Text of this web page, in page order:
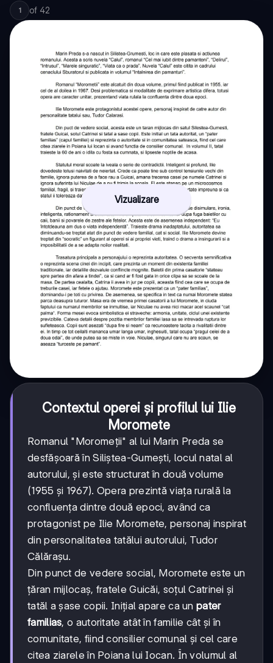
1 of 42
Vizualizare
Contextul operei și profilul lui Ilie
Moromete
Romanul "Moromeții" al lui Marin Preda se
desfășoară în Siliștea-Gumești, locul natal al
autorului, și este structurat în două volume
(1955 și 1967). Opera prezintă viața rurală la
confluența dintre două epoci, având ca
protagonist pe Ilie Moromete, personaj inspirat
din personalitatea tatălui autorului, Tudor
Călărașu.
Din punct de vedere social, Moromete este un
țăran mijlocaș, fratele Guicăi, soțul Catrinei și
tatăl a șase copii. Inițial apare ca unpater
familias, o autoritate atât în familie cât și în
comunitate, fiind consilier comunal și cel care
citea ziarele în Poiana lui Iocan. În volumul al